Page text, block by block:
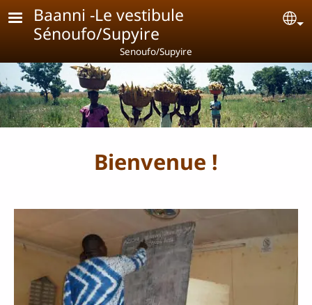
Aller au contenu principal
Baanni -Le vestibule
Sénoufo/Supyire
Senoufo/Supyire
Bienvenue !